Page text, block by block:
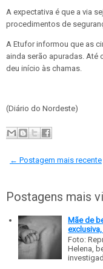
A expectativa é que a via
procedimentos de
A Etufor informou que as
ainda serão apuradas. Até
deu início às chamas.
(Diário do Nordeste)
← Postagem mais recente
Postagens mais
Mãe de
Foto:
Helena,